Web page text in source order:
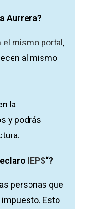
Aurrera?
el mismo portal ,
al mismo
la
y podrás
IEPS“?
personas que
Esto